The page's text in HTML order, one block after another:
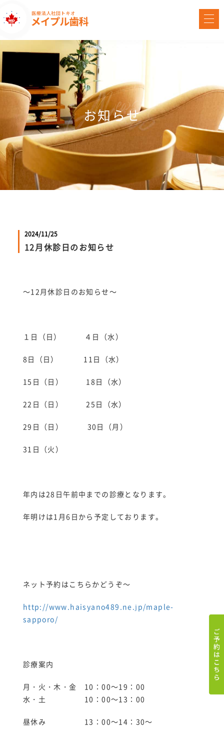
お知らせ
News
2024/11/25
12月休診日のお知らせ
～12月休診日のお知らせ～
１日（日） ４日（水）
8日（日） 11日（水）
15日（日） 18日（水）
22日（日） 25日（水）
29日（日） 30日（月）
31日（火）
年内は28日午前中までの診療となります。
年明けは1月6日から予定しております。
ネット予約はこちらかどうぞ～
http://www.haisyano489.ne.jp/maple-
sapporo/
診療案内
月・火・木・金 10：00～19：00
水・土 10：00～13：00
昼休み 13：00～14：30～